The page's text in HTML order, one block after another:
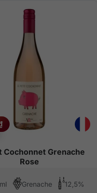
Cochonnet Grenache
Rose
Grenache 12,5%